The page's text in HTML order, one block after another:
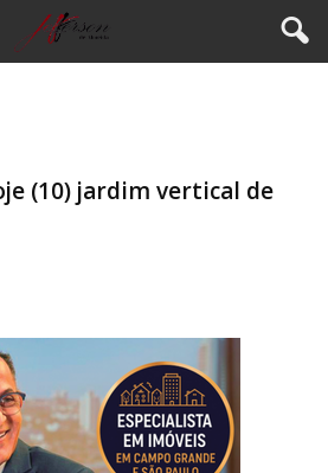
(10) jardim vertical de